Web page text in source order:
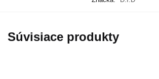
Súvisiace produkty